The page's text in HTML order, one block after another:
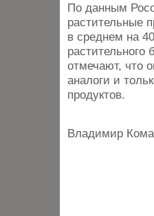
По данным
растительные
в среднем на
растительного
отмечают, что
аналоги и
продуктов.
Владимир